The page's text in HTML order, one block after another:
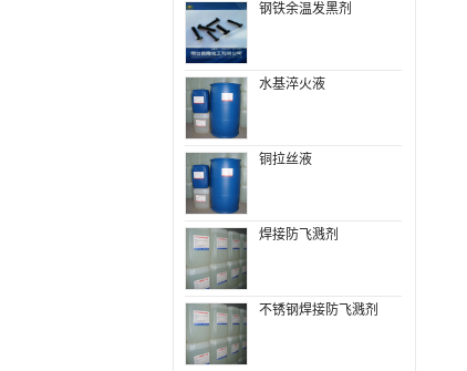
钢铁余温发黑剂
水基淬火液
铜拉丝液
焊接防飞溅剂
不锈钢焊接防飞溅剂